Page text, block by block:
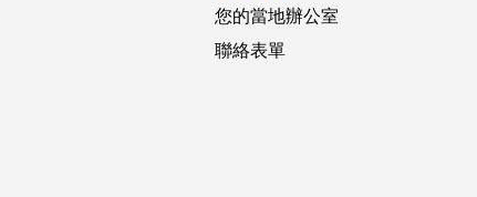
您的當地辦公室
聯絡表單